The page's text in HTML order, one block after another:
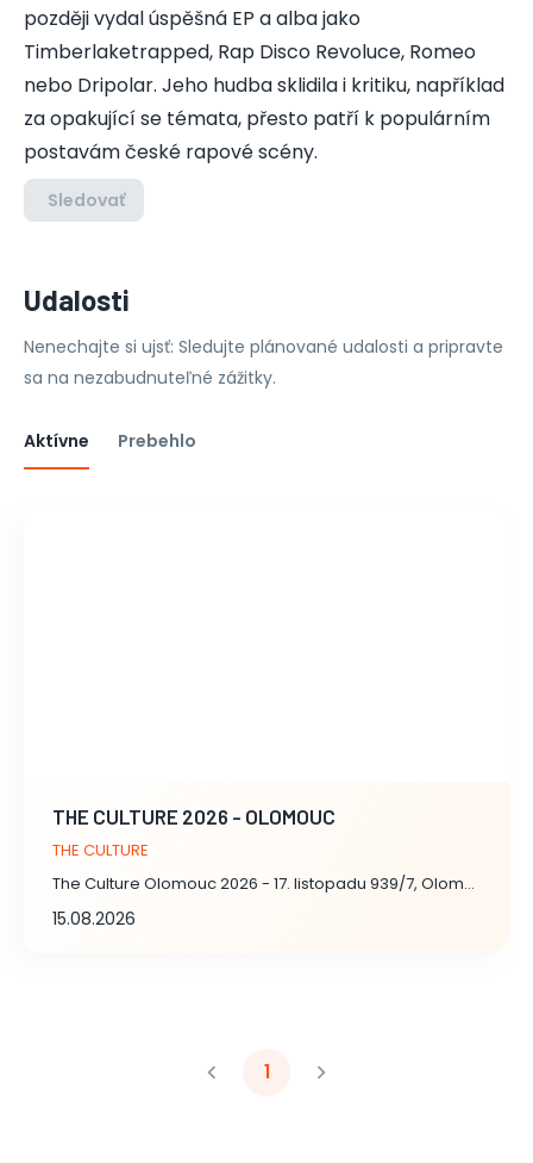
později vydal úspěšná EP a alba jako
Timberlaketrapped, Rap Disco Revoluce, Romeo
nebo Dripolar. Jeho hudba sklidila i kritiku, například
za opakující se témata, přesto patří k populárním
postavám české rapové scény.
Sledovať
Udalosti
Nenechajte si ujsť: Sledujte plánované udalosti a pripravte
sa na nezabudnuteľné zážitky.
Aktívne Prebehlo
THE CULTURE 2026 - OLOMOUC
THE CULTURE
The Culture Olomouc 2026 - 17. listopadu 939/7, Olomouc
15.08.2026
1